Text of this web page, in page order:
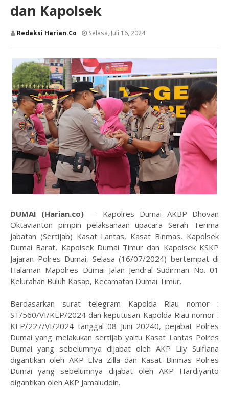
dan Kapolsek
Redaksi Harian.co Selasa, Juli 16, 2024
DUMAI (Harian.co) — Kapolres Dumai AKBP Dhovan
Oktavianton pimpin pelaksanaan upacara Serah Terima
Jabatan (Sertijab) Kasat Lantas, Kasat Binmas, Kapolsek
Dumai Barat, Kapolsek Dumai Timur dan Kapolsek KSKP
Jajaran Polres Dumai, Selasa (16/07/2024) bertempat di
Halaman Mapolres Dumai Jalan Jendral Sudirman No. 01
Kelurahan Buluh Kasap, Kecamatan Dumai Timur.
Berdasarkan surat telegram Kapolda Riau nomor :
ST/560/VI/KEP/2024 dan keputusan Kapolda Riau nomor :
KEP/227/VI/2024 tanggal 08 Juni 20240, pejabat Polres
Dumai yang melakukan sertijab yaitu Kasat Lantas Polres
Dumai yang sebelumnya dijabat oleh AKP Lily Sulfiana
digantikan oleh AKP Elva Zilla dan Kasat Binmas Polres
Dumai yang sebelumnya dijabat oleh AKP Hardiyanto
digantikan oleh AKP Jamaluddin.